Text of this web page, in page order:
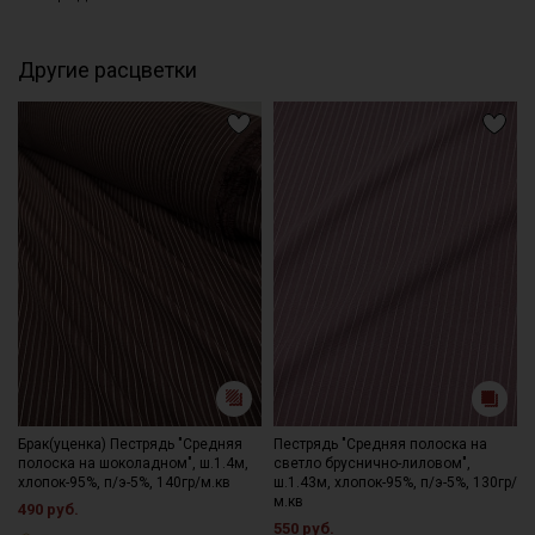
настроек вашего монитора и номера партии. Для точного
соответствия цвета рекомендуем заказать образец ткани или
связаться с менеджером для уточнения наличия образцов и
цвета перед оформлением заказа.
Другие расцветки
Брак(уценка) Пестрядь "Средняя
полоска на шоколадном", ш.1.4м,
хлопок-95%, п/э-5%, 140гр/м.кв
490 руб.
Пестрядь "Средняя полоска на
светло бруснично-лиловом",
ш.1.43м, хлопок-95%, п/э-5%, 130гр/
м.кв
550 руб.